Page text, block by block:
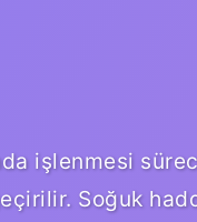
işlenmesi
Soğuk